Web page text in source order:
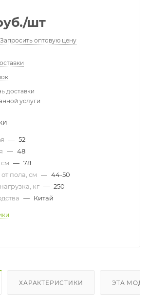
/шт
Запросить оптовую цену
доставки
услуги
— 52
— 48
— 78
пола, см — 44-50
кг — 250
— Китай
ХАРАКТЕРИСТИКИ ЭТА